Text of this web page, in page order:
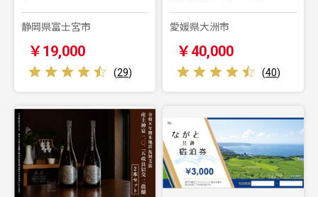
静岡県富士宮市
￥19,000
(29)
愛媛県大洲市
￥40,000
(40)